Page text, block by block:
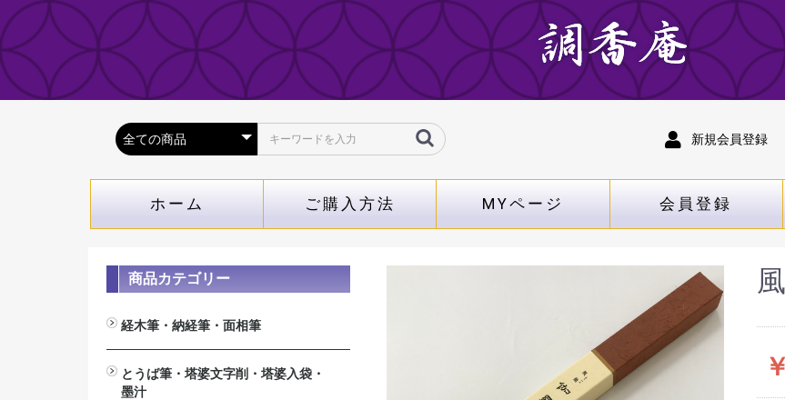
新規会員登録
ホーム ご購入方法 MYページ 会員登録
商品カテゴリー
経木筆・納経筆・面相筆
経木筆（木札専用筆）
納経筆(納経帳専用）
面相筆
とうば筆・塔婆文字削・塔婆入袋・
墨汁